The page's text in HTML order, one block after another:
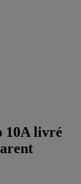
10A livré